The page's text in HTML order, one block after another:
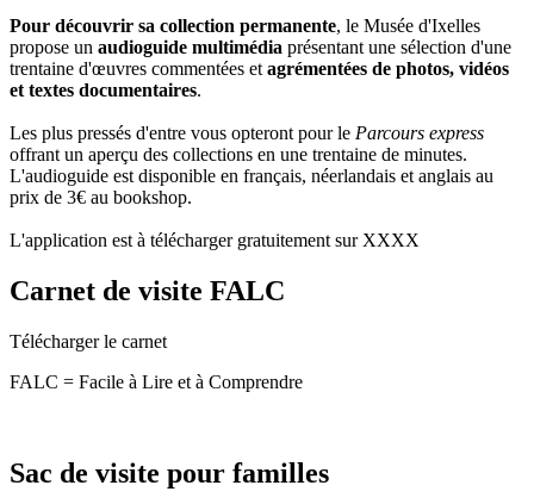
Pour découvrir sa collection permanente, le Musée d'Ixelles
propose un audioguide multimédia présentant une sélection d'une
trentaine d'œuvres commentées et agrémentées de photos, vidéos
et textes documentaires.
Les plus pressés d'entre vous opteront pour le Parcours express
offrant un aperçu des collections en une trentaine de minutes.
L'audioguide est disponible en français, néerlandais et anglais au
prix de 3€ au bookshop.
L'application est à télécharger gratuitement sur XXXX
Carnet de visite FALC
Télécharger le carnet
FALC = Facile à Lire et à Comprendre
Sac de visite pour familles